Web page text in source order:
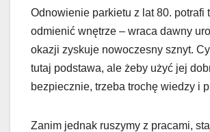
Odnowienie parkietu z lat 80. potrafi
odmienić wnętrze – wraca dawny
okazji zyskuje nowoczesny sznyt.
tutaj podstawa, ale żeby użyć jej
bezpiecznie, trzeba trochę wiedzy i
Zanim jednak ruszymy z pracami,